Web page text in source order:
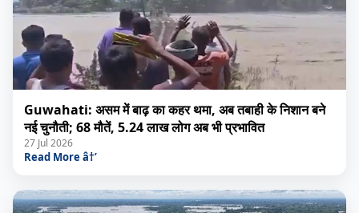
Guwahati: असम में बाढ़ का कहर थमा, अब तबाही के निशान बने
नई चुनौती; 68 मौतें, 5.24 लाख लोग अब भी प्रभावित
27 Jul 2026
Read More â†’